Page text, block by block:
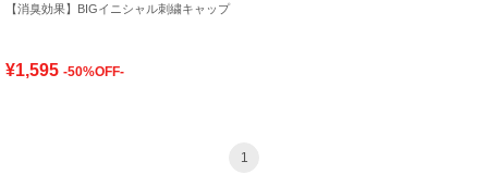
【消臭効果】BIGイニシャル刺繍キャップ
¥1,595 -50%OFF-
1